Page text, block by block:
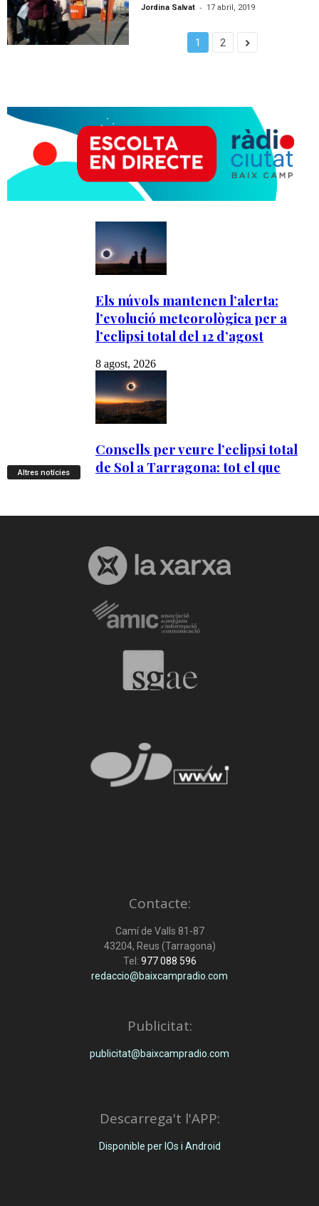
Jordina Salvat - 17 abril, 2019
1 2
Altres notícies
Contacte:
Camí de Valls 81-87
43204, Reus (Tarragona)
Tel: 977 088 596
redaccio@baixcampradio.com
Publicitat:
publicitat@baixcampradio.com
Descarrega't l'APP:
Disponible per IOs i Android